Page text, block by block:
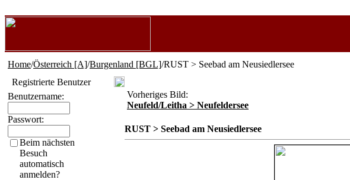
Home/Österreich [A]/Burgenland [BGL]/RUST > Seebad am Neusiedlersee
Registrierte Benutzer
Benutzername:
Passwort:
Beim nächsten
Besuch
automatisch
anmelden?
Vorheriges Bild:
Neufeld/Leitha > Neufeldersee
RUST > Seebad am Neusiedlersee